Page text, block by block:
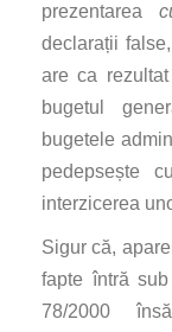
prezentarea
declarații
are ca
bugetul
bugetele
pedepsește
interzicerea
Sigur că,
fapte întră
78/2000